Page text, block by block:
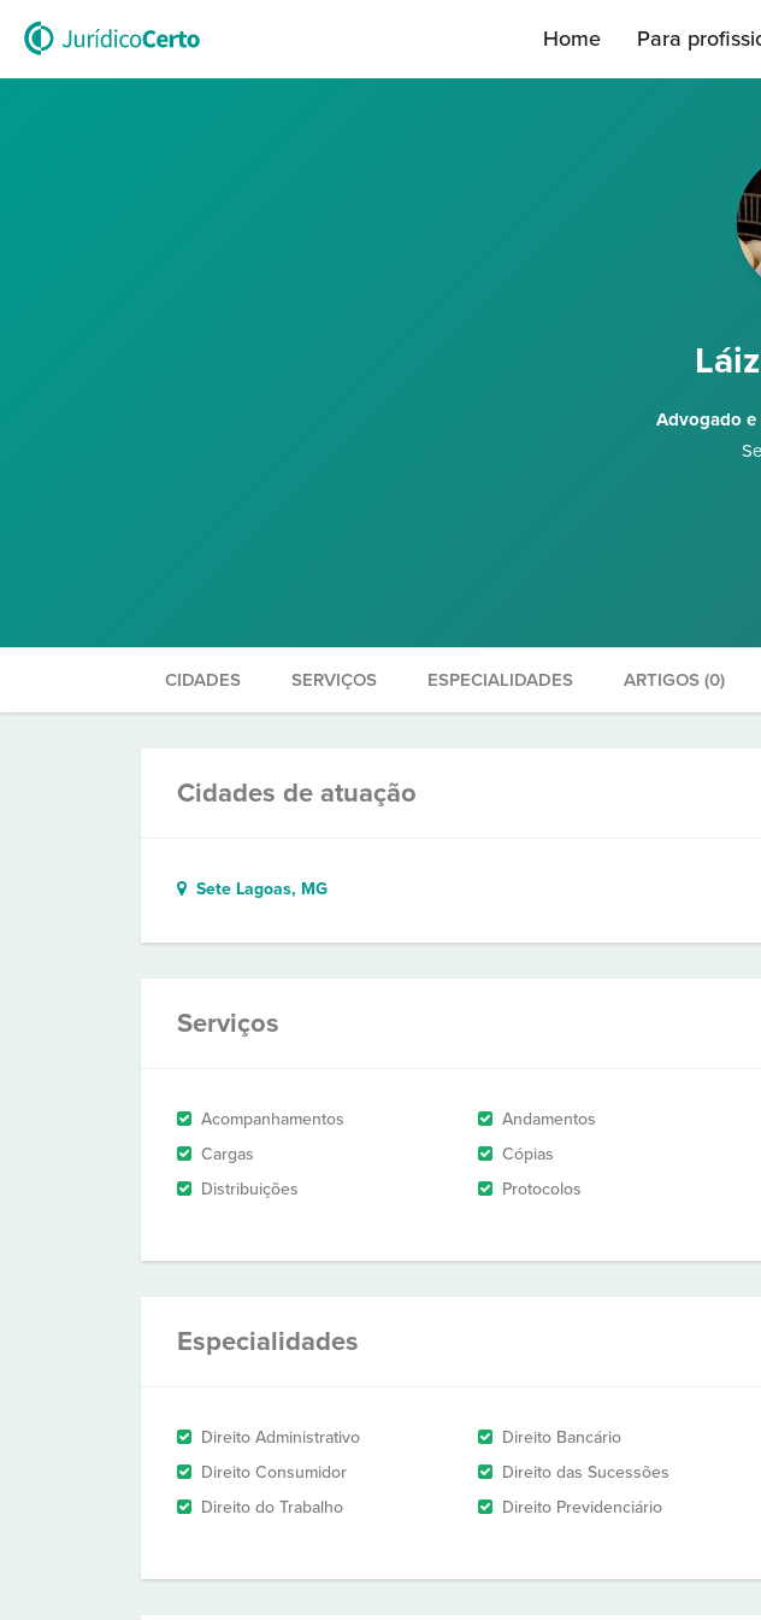
Home Para
Advogado e
CIDADES SERVIÇOS ESPECIALIDADES ARTIGOS (0)
Cidades de atuação
Sete Lagoas, MG
Serviços
Acompanhamentos Andamentos
Cargas
Cópias
Distribuições
Protocolos
Especialidades
Direito Administrativo Direito Bancário
Direito Consumidor
Direito das Sucessões
Direito do Trabalho
Direito Previdenciário